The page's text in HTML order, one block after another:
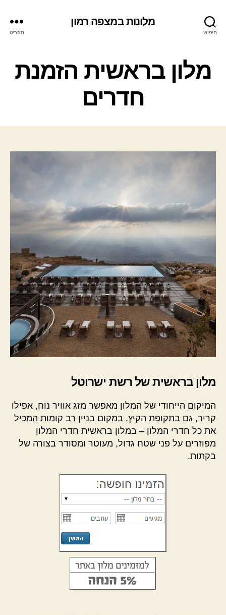
חיפוש
מלונות במצפה רמון
תפריט
ק
ט
ו
ר
ו
מלון בראשית הזמנת
חדרים
מלון בראשית של רשת ישרוטל
המיקום הייחודי של המלון מאפשר מזג אוויר נוח, אפילו
קריר, גם בתקופת הקיץ. במקום בניין רב קומות המכיל
את כל חדרי המלון – במלון בראשית חדרי המלון
מפוזרים על פני שטח גדול, מעוטר ומסודר בצורה של
בקתות.